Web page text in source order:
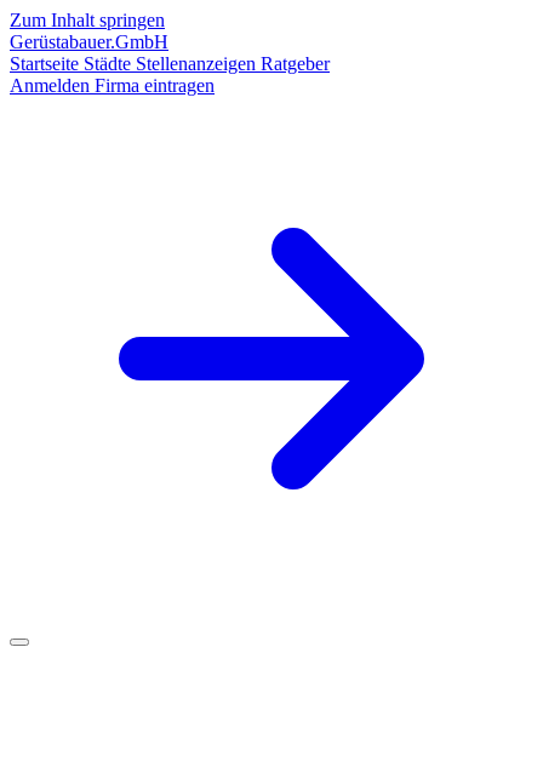
Zum Inhalt springen
Gerüstabauer.GmbH
Startseite Städte Stellenanzeigen Ratgeber
Anmelden Firma eintragen